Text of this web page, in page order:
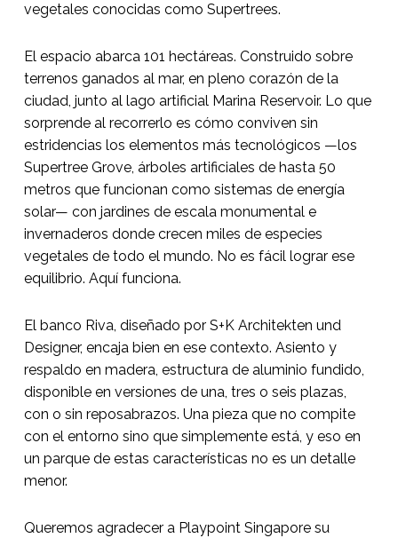
vegetales conocidas como Supertrees.
El espacio abarca 101 hectáreas. Construido sobre
terrenos ganados al mar, en pleno corazón de la
ciudad, junto al lago artificial Marina Reservoir. Lo que
sorprende al recorrerlo es cómo conviven sin
estridencias los elementos más tecnológicos —los
Supertree Grove, árboles artificiales de hasta 50
metros que funcionan como sistemas de energía
solar— con jardines de escala monumental e
invernaderos donde crecen miles de especies
vegetales de todo el mundo. No es fácil lograr ese
equilibrio. Aquí funciona.
El banco Riva, diseñado por S+K Architekten und
Designer, encaja bien en ese contexto. Asiento y
respaldo en madera, estructura de aluminio fundido,
disponible en versiones de una, tres o seis plazas,
con o sin reposabrazos. Una pieza que no compite
con el entorno sino que simplemente está, y eso en
un parque de estas características no es un detalle
menor.
Queremos agradecer a Playpoint Singapore su